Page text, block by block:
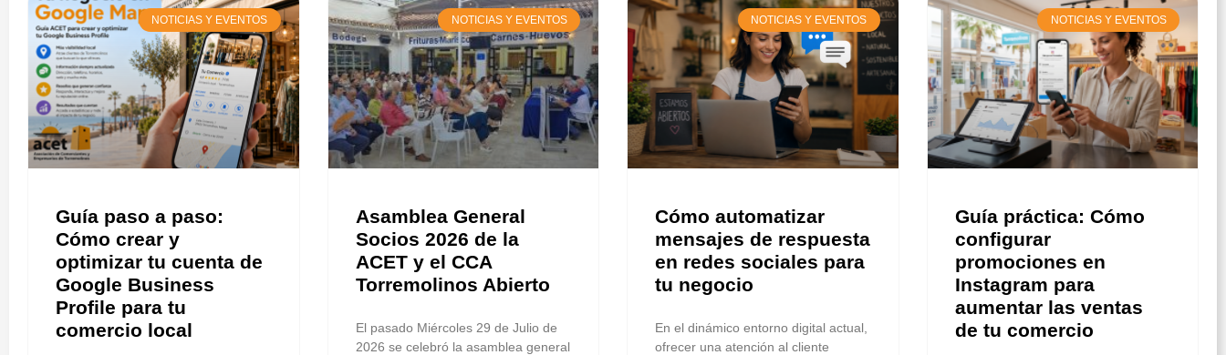
NOTICIAS Y EVENTOS
Guía paso a paso:
Cómo crear y
optimizar tu cuenta de
Google Business
Profile para tu
comercio local
NOTICIAS Y EVENTOS
Asamblea General
Socios 2026 de la
ACET y el CCA
Torremolinos Abierto
El pasado Miércoles 29 de Julio de
2026 se celebró la asamblea general
NOTICIAS Y EVENTOS
Cómo automatizar
mensajes de respuesta
en redes sociales para
tu negocio
En el dinámico entorno digital actual,
ofrecer una atención al cliente
NOTICIAS Y EVENTOS
Guía práctica: Cómo
configurar
promociones en
Instagram para
aumentar las ventas
de tu comercio